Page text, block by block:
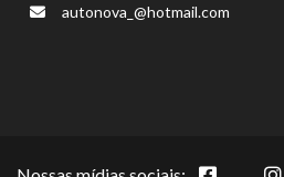
autonova_@hotmail.com